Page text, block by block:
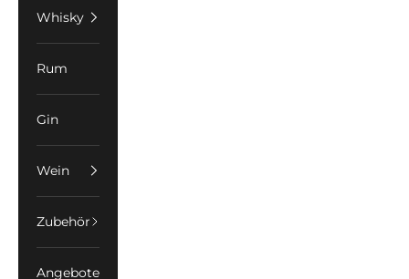
Whisky
Rum
Gin
Wein
Zubehör
Angebote